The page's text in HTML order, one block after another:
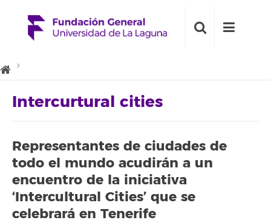
Intercurtural cities
Representantes de ciudades de
todo el mundo acudirán a un
encuentro de la iniciativa
‘Intercultural Cities’ que se
celebrará en Tenerife